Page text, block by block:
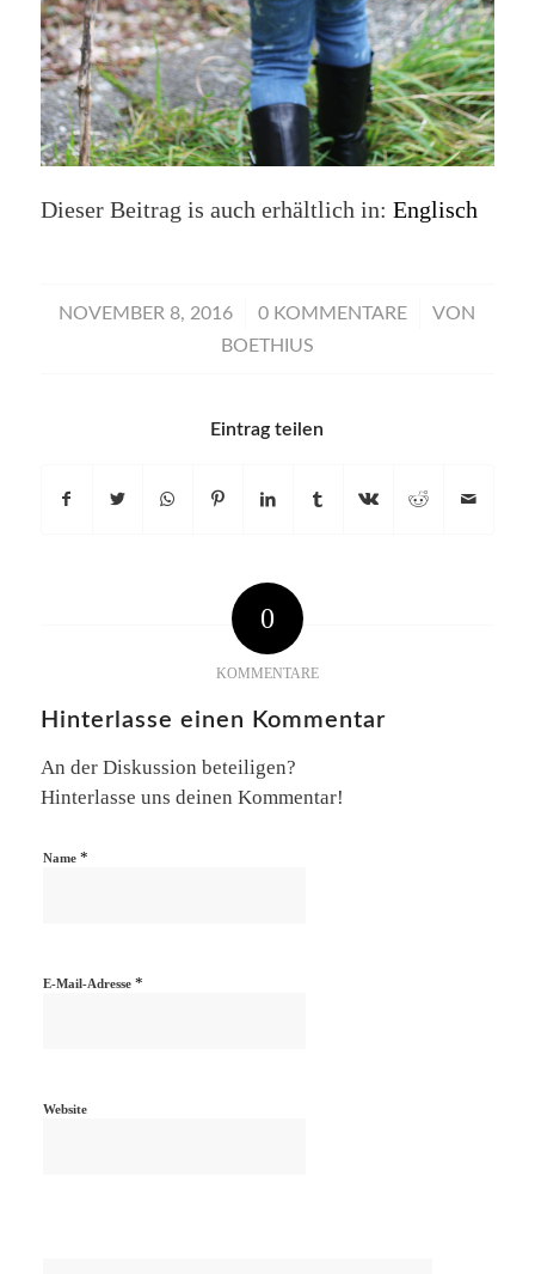
Dieser Beitrag is auch erhältlich in: Englisch
NOVEMBER 8, 2016
/ 0 KOMMENTARE
/
VON
BOETHIUS
Eintrag teilen
0
KOMMENTARE
Hinterlasse einen Kommentar
An der Diskussion beteiligen?
Hinterlasse uns deinen Kommentar!
Name *
E-Mail-Adresse *
Website